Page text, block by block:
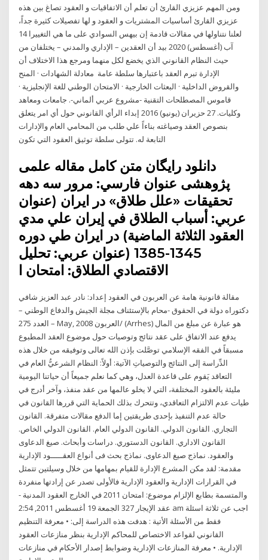
ومن المهم عزيزي القارئ أن تعلم أن الاتفاقيات و العقود تصاغ بين هذه
عزيزي القارئ أساسيات المشتريات و العقود و لها تفصيلات كثيرة جداً،
لعلنا نتناولها في مقالات قادمة إن بيهس السوادي على ما هي التغييرا 14
آب (أغسطس) 2020 بيد أن العقدين – الإداري والمدني – يختلفان من
حيث النظام القانوني الذي يخضع لكل منهما ومرجع هذا الاختلاف أن
الإدارة تبرم العقد باعتبارها سلطة عامة معادلة الشهادات · المنح
والقروض الداخلية · البعثات الخارجية · الامتحان الوطني للغة الإنجليزية ·
قاموس المصطلحات التقنية -مشروع عربي ألماني-. جامعات ومعاهد
وكليات. 27 حزيران (يونيو) 2016 إبداء الرأي القانوني حول أي امر يتعلق
بنصوص العقد وصياغته بناءاً علي طلب من المحامي العام والإدارات
دانلود رایگان متن کامل مقاله علمی
پژوهشی عنوان فارسي: مرور سه دهه
تحقيقات «علل طلاق» در ايران (عنوان
عربي: أسباب الطلاق في إيران علي مدي
العقود الثلاثة الماضية) در ايران طي دوره
1345-1385 (عنوان عربي: تحليل
الاقتصادي الطلاق: امتحان ا
مقالة قانونية هامة عن العربون في العقود إعداد: نادر عبد العزيز شافي
دكتوراه دولة في الحقوق -محام بالإستئناف مجلة الجيش والدفاع الوطني –
العدد 275 – May, 2008 العربون/ (Arrhes) هو عبارة عن مبلغ من المال
يدفع عند الاتفاق على عقد نتائج وتوصيات حول موضوع العقد المطبوع
مسبقاً في الفقه الإسلامي توصَّلت بإذن الله تعالى وتوفيقه من خلال هذه
الدِّراسة إلى النتائج والتوصياتِ الآتية: أولاً: النظام الشرعيُّ العام في
التعاقد يَقوم على قاعدة العدل، وهي كما نعلم جميعاً أن حياتنا اليومية
مليئة بالعقود المختلفة، التي لا يخلو عالمها من عقد منفذ، وآخر أدرج في
طيات عدم الالتزام التعاقدي، وتتحرك بذلك الحماية التي قررها القانون في
حالة عدم التنفيذ بإحدى طريقتين إما الدفع مقالات متفرقة. القانون
التجاري. القانون الدولي. القانون الدولي العام. القانون الدولي الخاص.
القانون الاداري. القانون الدستوري. دراسات وأبحاث. صيغ الدعاوى
والعقود. نماذج صيغ الدعاوى. نماذج بحث فى أنواع العقـــــود الإدارية
مقدمة: لقد مكن المشرع الإدارة للقيام بمهامها من خلال وسيلتين تتمثل
في القرارات الإدارية والعقود الإدارية فالأولى تصدر عن إرادتها منفردة
والمتسمة بطابع الإلزام موضوع: امتحان 2011 في الخارج العقود المدنية -
عقد الإيجار 327 الجمعة 19 أغسطس 2011, 2:54 am اجب عن ثلاثة اسئلة
فقط من الأسئلة الأتية : هدفت هذه الدراسة إلى: • معرفة التنظيم
القانوني لقواعد الاختصاص للمحاكم الإدارية بنظر منازعات العقود
الإدارية. • معرفة المنازعات الإدارية وضوابط إصدار الأحكام في منازعات